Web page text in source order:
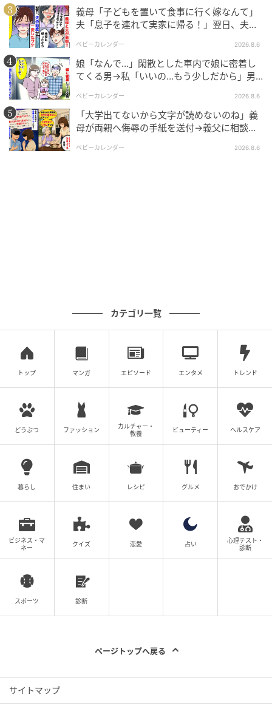
ベビーカレンダー
ベビーカレンダー
義母「子どもを置いて食事に行く嫁なんて」
夫「息子を連れて実家に帰る！」翌日、夫が
ベビーカレンダー 2026.8.6
娘「なんで…」閑散とした車内で娘に密着し
てくる男→私「いいの…もう少しだから」男
ベビーカレンダー 2026.8.6
「大学出てないから文字が読めないのね」義
母が両親へ侮辱の手紙を送付→義父に相談
ベビーカレンダー 2026.8.6
カテゴリ一覧
トップ マンガ エピソード エンタメ トレンド
どうぶつ ファッション
カルチャー・
教養
ビューティー ヘルスケア
暮らし 住まい レシピ グルメ おでかけ
ビジネス・マ
ネー
クイズ 恋愛 占い
心理テスト・
診断
スポーツ 診断
ページトップへ戻る
サイトマップ